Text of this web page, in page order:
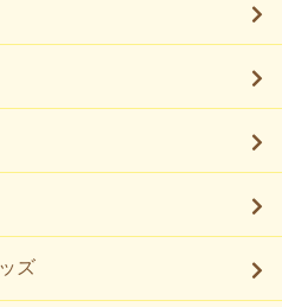
ズ